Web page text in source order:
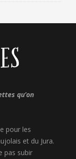
qu’on
pour les
et du Jura.
pas subir